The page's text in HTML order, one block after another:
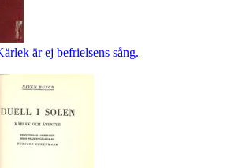
är ej befrielsens sång.